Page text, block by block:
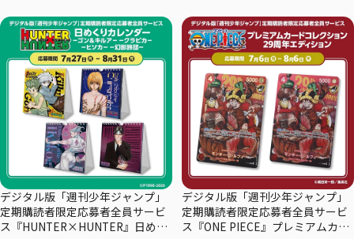
デジタル版「週刊少年ジャンプ」
定期購読者限定応募者全員サービ
ス『HUNTER×HUNTER』日めく
デジタル版「週刊少年ジャンプ」
定期購読者限定応募者全員サービ
ス『ONE PIECE』プレミアムカー